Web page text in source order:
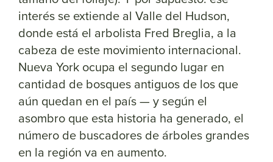
interés se extiende al Valle del Hudson,
donde está el arbolista Fred Breglia, a la
cabeza de este movimiento internacional.
Nueva York ocupa el segundo lugar en
cantidad de bosques antiguos de los que
aún quedan en el país — y según el
asombro que esta historia ha generado, el
número de buscadores de árboles grandes
en la región va en aumento.